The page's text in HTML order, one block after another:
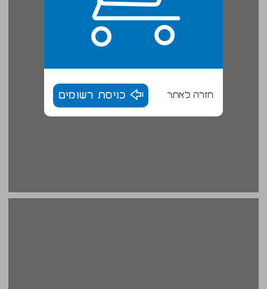
חזרה לאתר כניסת רשומים